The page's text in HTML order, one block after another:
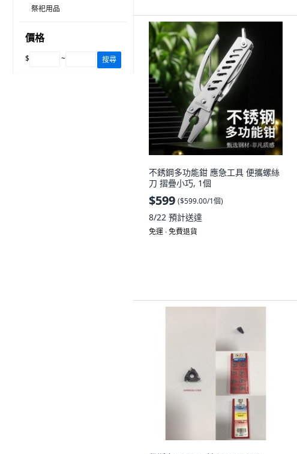
祭祀用品
價格
$ ~ 搜尋
不銹鋼多功能鉗 應急工具 便攜螺絲
刀 摺疊小巧, 1個
$599 ($599.00/1個)
8/22 預計送達
免運 ∙ 免費退貨